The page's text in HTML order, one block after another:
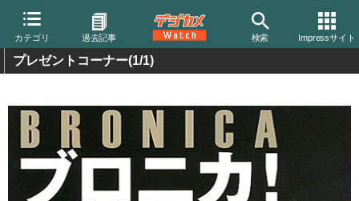
カテゴリ 過去記事 検索 Impressサイト
プレゼントコーナー(1/1)